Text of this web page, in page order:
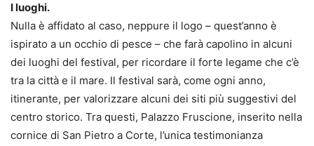
I luoghi.
Nulla è affidato al caso, neppure il logo – quest’anno è
ispirato a un occhio di pesce – che farà capolino in alcuni
dei luoghi del festival, per ricordare il forte legame che c’è
tra la città e il mare. Il festival sarà, come ogni anno,
itinerante, per valorizzare alcuni dei siti più suggestivi del
centro storico. Tra questi, Palazzo Fruscione, inserito nella
cornice di San Pietro a Corte, l’unica testimonianza